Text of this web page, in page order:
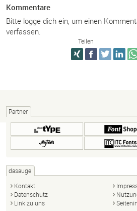
Kommentare
Bitte logge dich ein, um einen
verfassen.
Teilen
Partner
dasauge
Kontakt
Datenschutz
Link zu uns